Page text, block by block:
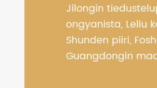
Jilongin
ongyanista, Leliu
Shunden piiri,
Guangdongin